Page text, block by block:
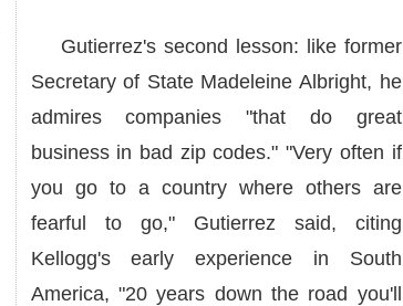
Gutierrez's second lesson: like former
Secretary of State Madeleine Albright, he
admires companies "that do great
business in bad zip codes." "Very often if
you go to a country where others are
fearful to go," Gutierrez said, citing
Kellogg's early experience in South
America, "20 years down the road you'll